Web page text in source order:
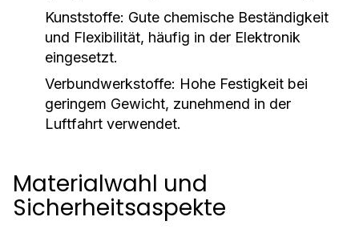
Kunststoffe: Gute chemische Beständigkeit
und Flexibilität, häufig in der Elektronik
eingesetzt.
Verbundwerkstoffe: Hohe Festigkeit bei
geringem Gewicht, zunehmend in der
Luftfahrt verwendet.
Materialwahl und
Sicherheitsaspekte